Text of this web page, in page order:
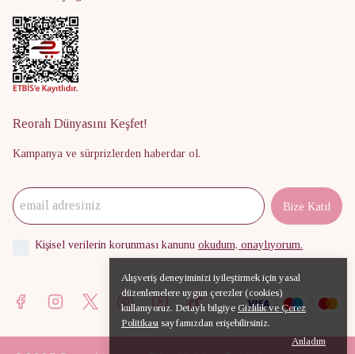
Alışveriş deneyiminizi iyileştirmek için yasal
düzenlemelere uygun çerezler (cookies)
kullanıyoruz. Detaylı bilgiye Gizlilik ve Çerez
Politikası sayfamızdan erişebilirsiniz.
Anladım
Reorah Dünyasını Keşfet!
Kampanya ve sürprizlerden haberdar ol.
Bize Katıl
Kişisel verilerin korunması kanunu okudum, onaylıyorum.